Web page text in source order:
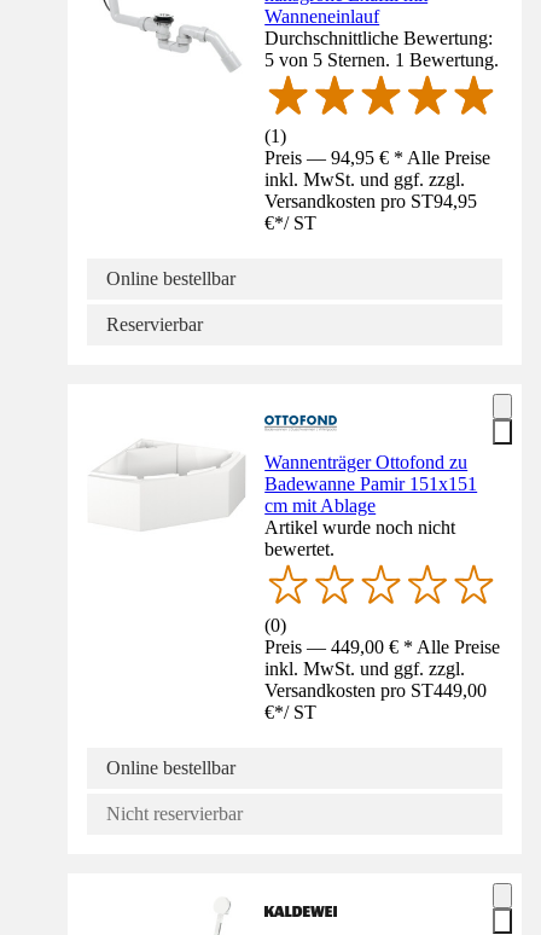
Wanneneinlauf
Durchschnittliche Bewertung:
5 von 5 Sternen. 1 Bewertung.
(1)
Preis — 94,95 € * Alle Preise
inkl. MwSt. und ggf. zzgl.
Versandkosten pro ST94,95
€*/ ST
Online bestellbar
Reservierbar
Wannenträger Ottofond zu
Badewanne Pamir 151x151
cm mit Ablage
Artikel wurde noch nicht
bewertet.
(0)
Preis — 449,00 € * Alle Preise
inkl. MwSt. und ggf. zzgl.
Versandkosten pro ST449,00
€*/ ST
Online bestellbar
Nicht reservierbar